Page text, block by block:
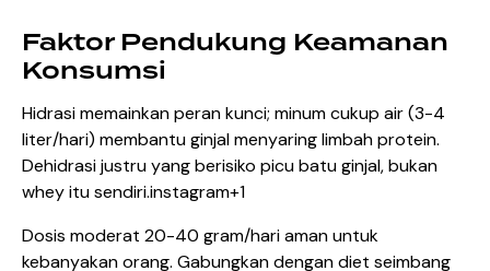
Faktor Pendukung Keamanan
Konsumsi
Hidrasi memainkan peran kunci; minum cukup air (3-4
liter/hari) membantu ginjal menyaring limbah protein.
Dehidrasi justru yang berisiko picu batu ginjal, bukan
whey itu sendiri.instagram+1
Dosis moderat 20-40 gram/hari aman untuk
kebanyakan orang. Gabungkan dengan diet seimbang